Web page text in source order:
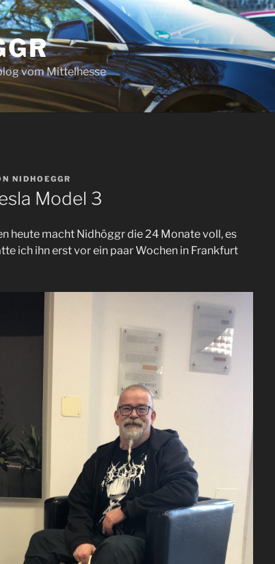
vom Mittelhesse
NIDHOEGGR
Model 3
heute macht Nidhöggr die 24 Monate voll, es
ich ihn erst vor ein paar Wochen in Frankfurt